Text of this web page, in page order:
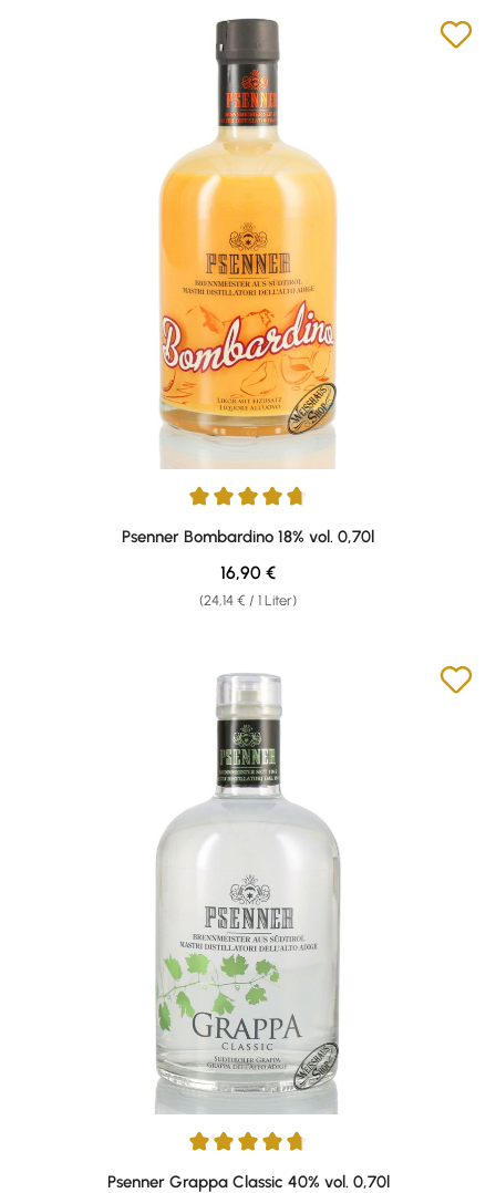
Durchschnittliche Bewertung von 4.83 von 5 Sternen
Psenner Bombardino 18% vol. 0,70l
(24,14 € / 1 Liter)
Regulärer Preis:
16,90 €
Durchschnittliche Bewertung von 4.75 von 5 Sternen
Psenner Grappa Classic 40% vol. 0,70l